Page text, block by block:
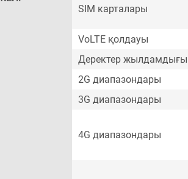
SIM карталары
VoLTE қолдауы
Деректер жылдамдығы
2G диапазондары
3G диапазондары
4G диапазондары